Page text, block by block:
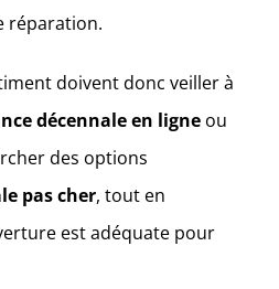
réparation.
doivent donc veiller à
décennale en ligne ou
des options
pas cher, tout en
est adéquate pour